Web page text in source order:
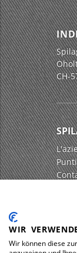
CH-
WIR
Wir können diese